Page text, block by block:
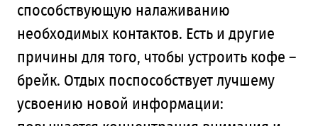
способствующую налаживанию
необходимых контактов. Есть и другие
причины для того, чтобы устроить кофе –
брейк. Отдых поспособствует лучшему
усвоению новой информации: